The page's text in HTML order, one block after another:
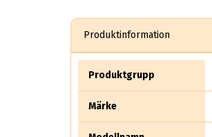
Produktinformation
Produktgrupp
Märke